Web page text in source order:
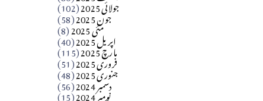
آزاد کشمیر جیسے احتجاج کی ضرورت ہے؟
جولائی 2025 (102) جون 2025 (58) مئی 2025 (8) اپریل 2025 (40) مارچ 2025 (115) فروری 2025 (51) جنوری 2025 (48) دسمبر 2024 (56) نومبر 2024 (15)